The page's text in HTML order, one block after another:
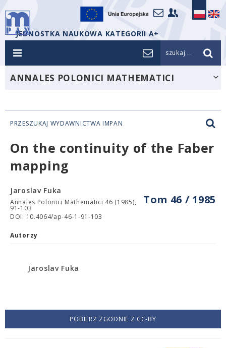
JEDNOSTKA NAUKOWA KATEGORII A+
szukaj...
ANNALES POLONICI MATHEMATICI
PRZESZUKAJ WYDAWNICTWA IMPAN
On the continuity of the Faber
mapping
Tom 46 / 1985
Jaroslav Fuka
Annales Polonici Mathematici 46 (1985),
91-103
DOI: 10.4064/ap-46-1-91-103
Autorzy
Jaroslav Fuka
POBIERZ ZGODNIE Z CC-BY